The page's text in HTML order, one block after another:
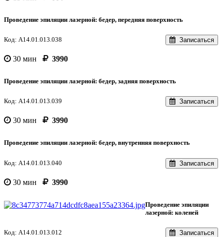
Проведение эпиляции лазерной: бедер, передняя поверхность
Код: A14.01.013.038 Записаться
30 мин 3990
Проведение эпиляции лазерной: бедер, задняя поверхность
Код: A14.01.013.039 Записаться
30 мин 3990
Проведение эпиляции лазерной: бедер, внутренняя поверхность
Код: A14.01.013.040 Записаться
30 мин 3990
Проведение эпиляции
лазерной: коленей
Код: A14.01.013.012 Записаться